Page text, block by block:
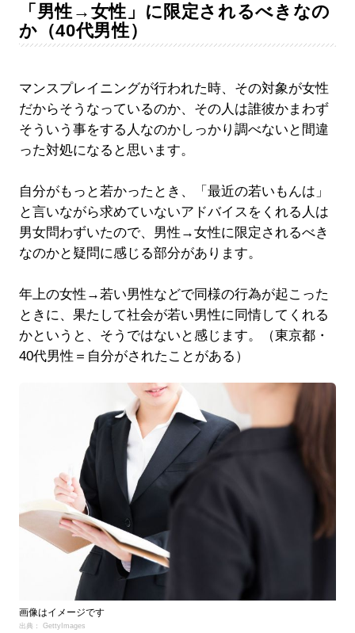
「男性→女性」に限定されるべきなの
か（40代男性）
マンスプレイニングが行われた時、その対象が女性
だからそうなっているのか、その人は誰彼かまわず
そういう事をする人なのかしっかり調べないと間違
った対処になると思います。
自分がもっと若かったとき、「最近の若いもんは」
と言いながら求めていないアドバイスをくれる人は
男女問わずいたので、男性→女性に限定されるべき
なのかと疑問に感じる部分があります。
年上の女性→若い男性などで同様の行為が起こった
ときに、果たして社会が若い男性に同情してくれる
かというと、そうではないと感じます。（東京都・
40代男性＝自分がされたことがある）
画像はイメージです
出典： GettyImages